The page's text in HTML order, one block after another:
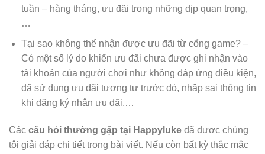
tuần – hàng tháng, ưu đãi trong những dịp quan trọng,
…
Tại sao không thể nhận được ưu đãi từ cổng game? –
Có một số lý do khiến ưu đãi chưa được ghi nhận vào
tài khoản của người chơi như không đáp ứng điều kiện,
đã sử dụng ưu đãi tương tự trước đó, nhập sai thông tin
khi đăng ký nhận ưu đãi,…
Các câu hỏi thường gặp tại Happyluke đã được chúng
tôi giải đáp chi tiết trong bài viết. Nếu còn bất kỳ thắc mắc